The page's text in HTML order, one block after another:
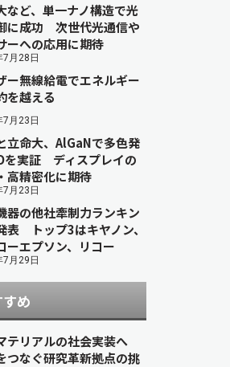
など、単一ナノ構造で光
に成功 次世代光通信や
ーへの応用に期待
月28日
ー無線給電でエネルギー
を越える
月23日
立命大、AlGaNで多色発
を実証 ディスプレイの
高精密化に期待
月23日
器の他社牽制力ランキン
表 トップ3はキヤノン、
ーエプソン、リコー
月29日
め
テリアルの社会実装へ
つなぐ研究革新拠点の挑